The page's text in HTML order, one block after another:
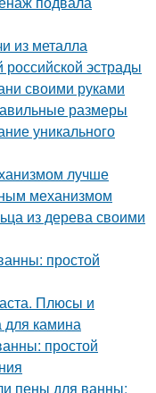
из металла
российской эстрады
своими руками
размеры
уникального
лучше
механизмом
из дерева своими
простой
Плюсы и
для камина
простой
пены для ванны: